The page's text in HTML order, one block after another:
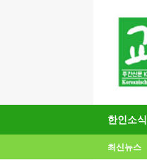
한인소식
최신뉴스